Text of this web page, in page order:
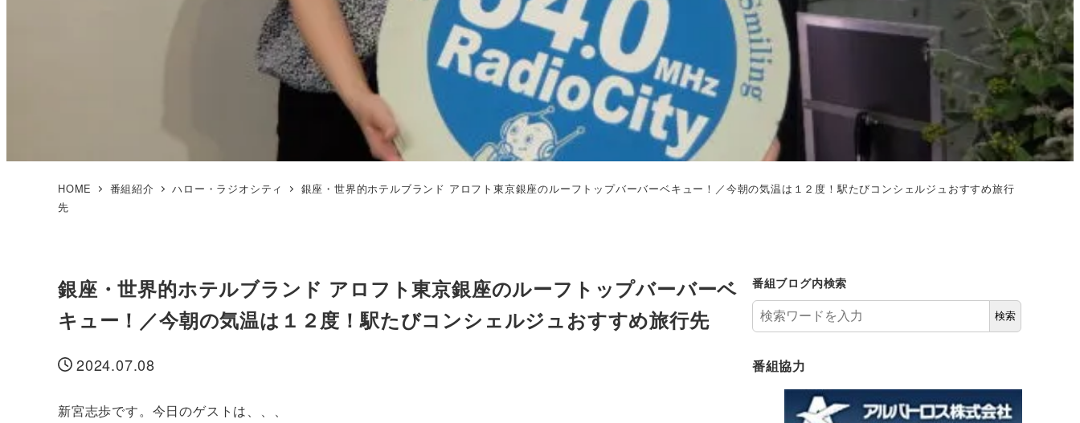
HOME 番組紹介 ハロー・ラジオシティ
銀座・世界的ホテルブランド アロフト東京銀座のルーフトップバーバーベキュー！／今朝の気温は１２度！駅たびコンシェルジュおすすめ旅行
先
銀座・世界的ホテルブランド アロフト東京銀座のルーフトップバーバーベ
キュー！／今朝の気温は１２度！駅たびコンシェルジュおすすめ旅行先
投稿日
2024.07.08
新宮志歩です。今日のゲストは、、、
番組ブログ内検索
検索
番組協力